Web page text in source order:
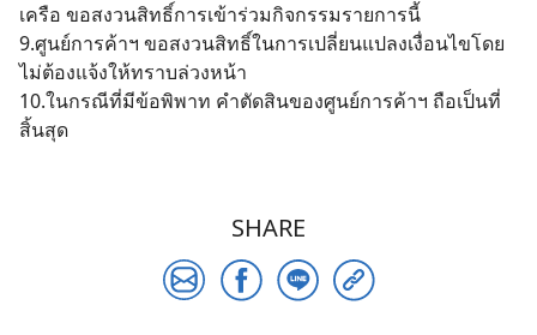
เครือ ขอสงวนสิทธิ์การเข้าร่วมกิจกรรมรายการนี้
9.ศูนย์การค้าฯ ขอสงวนสิทธิ์ในการเปลี่ยนแปลงเงื่อนไขโดย
ไม่ต้องแจ้งให้ทราบล่วงหน้า
10.ในกรณีที่มีข้อพิพาท คำตัดสินของศูนย์การค้าฯ ถือเป็นที่
สิ้นสุด
SHARE